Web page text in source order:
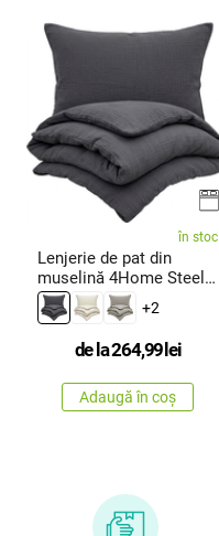
în stoc
Lenjerie de pat din
muselină 4Home Steel,
135 x
+2
de la264,99lei
Adaugă în coș